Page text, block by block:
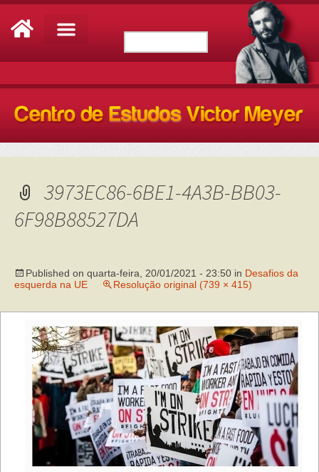
3973EC86-6BE1-4A3B-BB03-
6F98B88527DA
Published on quarta-feira, 20/01/2021 - 23:50 in Desafios da
esquerda na UE
Resolução original (739 × 415)